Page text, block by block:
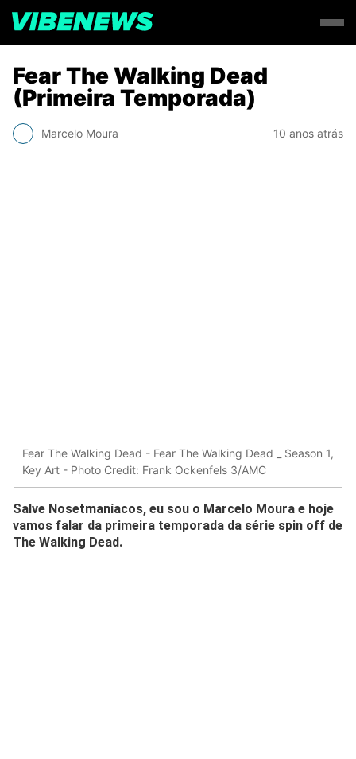
Fear The Walking Dead
(Primeira Temporada)
Marcelo Moura 10 anos atrás
Fear The Walking Dead - Fear The Walking Dead _ Season 1,
Key Art - Photo Credit: Frank Ockenfels 3/AMC
Salve Nosetmaníacos, eu sou o Marcelo Moura e hoje
vamos falar da primeira temporada da série spin off de
The Walking Dead.